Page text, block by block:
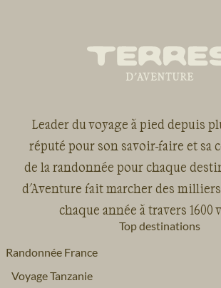
Leader du voyage à pied depuis
réputé pour son savoir-faire et sa
de la randonnée pour chaque
d'Aventure fait marcher des
chaque année à travers 1600
Top destinations
Randonnée France
Voyage Tanzanie